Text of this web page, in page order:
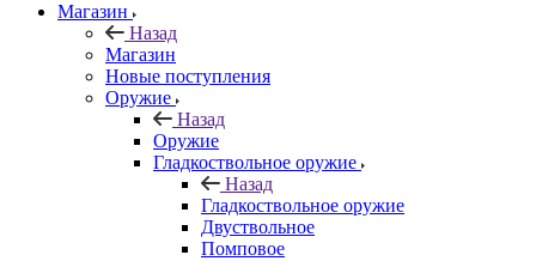
Магазин
Назад
Магазин
Новые поступления
Оружие
Назад
Оружие
Гладкоствольное оружие
Назад
Гладкоствольное оружие
Двуствольное
Помповое